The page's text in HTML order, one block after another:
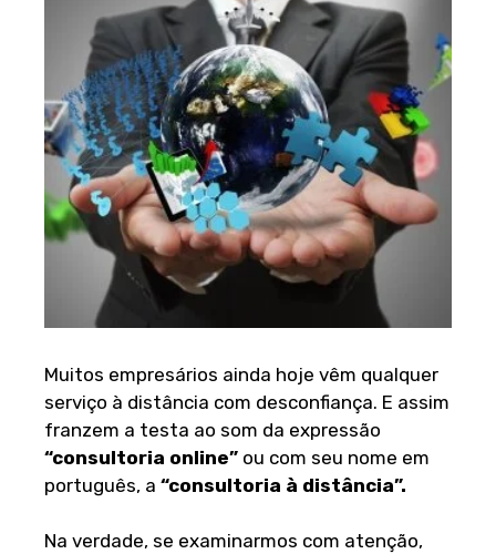
Muitos empresários ainda hoje vêm qualquer
serviço à distância com desconfiança. E assim
franzem a testa ao som da expressão
“consultoria online” ou com seu nome em
português, a “consultoria à distância”.
Na verdade, se examinarmos com atenção,